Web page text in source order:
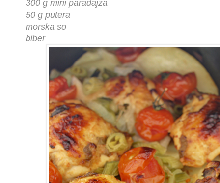
300 g mini paradajza
50 g putera
morska so
biber